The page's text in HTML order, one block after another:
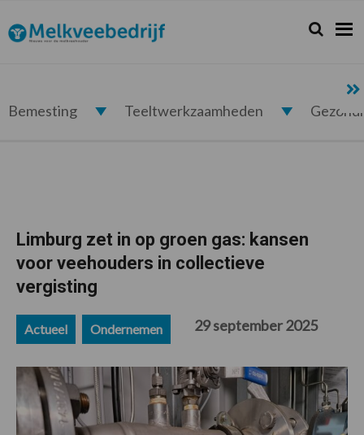
de
hoofdnavigatie
de
hoofd
de
eerste
de
voettekst
Melkveebedrijf.nl Zoeken...
Zoek
Bemesting Teeltwerkzaamheden
Limburg zet in op groen gas: kansen
voor veehouders in collectieve
vergisting
Actueel Ondernemen 29 september 2025